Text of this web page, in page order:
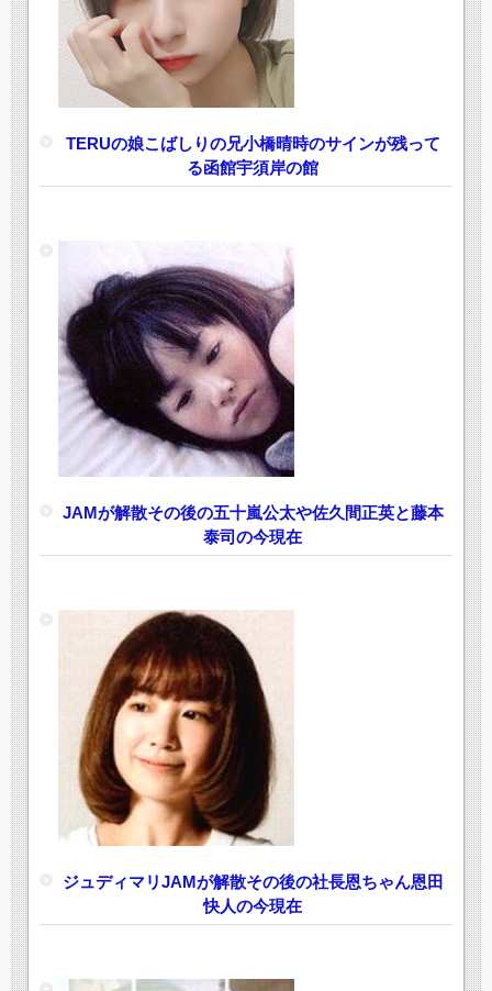
TERUの娘こばしりの兄小橋晴時のサインが残って
る函館宇須岸の館
JAMが解散その後の五十嵐公太や佐久間正英と藤本
泰司の今現在
ジュディマリJAMが解散その後の社長恩ちゃん恩田
快人の今現在